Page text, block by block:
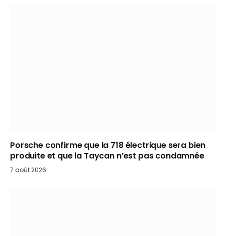
Porsche confirme que la 718 électrique sera bien
produite et que la Taycan n’est pas condamnée
7 août 2026